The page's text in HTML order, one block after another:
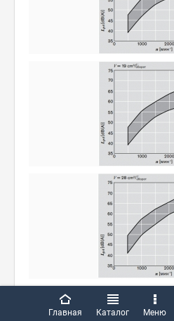
Технические данные
Главная Каталог Меню